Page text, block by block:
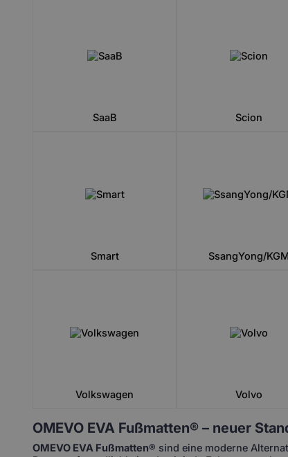
SaaB Scion
Smart SsangYong/KGM
Volkswagen Volvo
OMEVO EVA Fußmatten® – neuer
OMEVO EVA Fußmatten® sind eine moderne